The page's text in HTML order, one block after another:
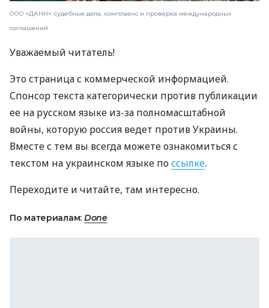
ООО «ДАНН»: судебные дела, комплаенс и проверка международных
соглашений
Уважаемый читатель!
Это страница с коммерческой информацией.
Спонсор текста категорически против публикации
ее на русском языке из-за полномасштабной
войны, которую россия ведет против Украины.
Вместе с тем вы всегда можете ознакомиться с
текстом на украинском языке поссылке.
Переходите и читайте, там интересно.
По материалам: Done